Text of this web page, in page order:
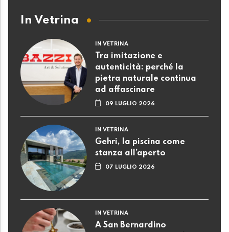
In Vetrina
IN VETRINA
Tra imitazione e
autenticità: perché la
pietra naturale continua
ad affascinare
09 LUGLIO 2026
IN VETRINA
Gehri, la piscina come
stanza all’aperto
07 LUGLIO 2026
IN VETRINA
A San Bernardino